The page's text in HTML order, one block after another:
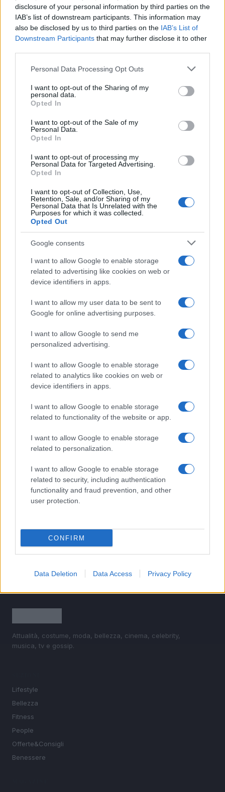
disclosure of your personal information by third parties on the
IAB’s list of downstream participants. This information may
also be disclosed by us to third parties on the IAB’s List of
Downstream Participants that may further disclose it to other
Please note that this website/app uses one or more Google
not limited to your visit or usage behaviour. You may click to
grant or deny consent to Google and its third-party tags to
use your data for below specified purposes in below Google
consent section.
Personal Data Processing Opt Outs
I want to opt-out of the Sharing of my
personal data.
Opted In
I want to opt-out of the Sale of my
Personal Data.
Opted In
I want to opt-out of processing my
Personal Data for Targeted Advertising.
Opted In
I want to opt-out of Collection, Use,
Retention, Sale, and/or Sharing of my
Personal Data that Is Unrelated with the
Purposes for which it was collected.
Opted Out
Google consents
I want to allow Google to enable storage
related to advertising like cookies on web or
device identifiers in apps.
I want to allow my user data to be sent to
Google for online advertising purposes.
I want to allow Google to send me
personalized advertising.
I want to allow Google to enable storage
related to analytics like cookies on web or
device identifiers in apps.
I want to allow Google to enable storage
related to functionality of the website or app.
I want to allow Google to enable storage
related to personalization.
I want to allow Google to enable storage
related to security, including authentication
functionality and fraud prevention, and other
user protection.
CONFIRM
Data Deletion Data Access Privacy Policy
OFFERTE&CONSIGLI
Magical Creatures: le statuette ufficiali di Harry Potter
su Amazon
LIFESTYLE
Italia, cultura e soft power: come valorizzare il nostro
Camilla Fiore · 7 Ago 2026
PIÙ LETTI
Sognare il fango ha anche dei significati positivi (che
Come valorizzare la zona giorno attraverso una scelta
consapevole dell’arredamento
Come ottenere una manicure impeccabile e duratura
Attualità, costume, moda, bellezza, cinema, celebrity,
musica, tv e gossip.
Lifestyle
Bellezza
Fitness
People
Offerte&Consigli
Benessere